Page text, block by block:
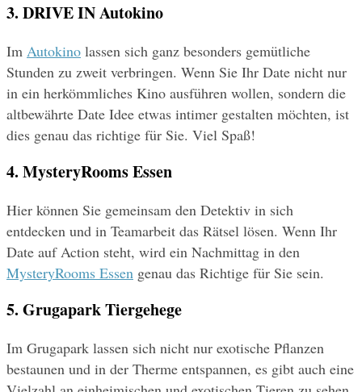
3. DRIVE IN Autokino
Im Autokino lassen sich ganz besonders gemütliche
Stunden zu zweit verbringen. Wenn Sie Ihr Date nicht nur
in ein herkömmliches Kino ausführen wollen, sondern die
altbewährte Date Idee etwas intimer gestalten möchten, ist
dies genau das richtige für Sie. Viel Spaß!
4. MysteryRooms Essen
Hier können Sie gemeinsam den Detektiv in sich
entdecken und in Teamarbeit das Rätsel lösen. Wenn Ihr
MysteryRooms Essen genau das Richtige für Sie sein.
5. Grugapark Tiergehege
Im Grugapark lassen sich nicht nur exotische Pflanzen
bestaunen und in der Therme entspannen, es gibt auch eine